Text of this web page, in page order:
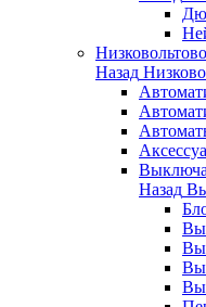
Назад
Назад